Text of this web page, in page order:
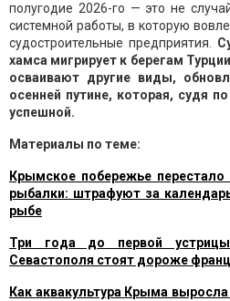
полугодие 2026-го — это не
системной работы, в которую
судостроительные предприятия.
хамса мигрирует к берегам
осваивают другие виды,
осенней путине, которая, судя
успешной.
Материалы по теме:
Крымское побережье
рыбалки: штрафуют за
рыбе
Три года до первой
Севастополя стоят дороже
Как аквакультура Крыма